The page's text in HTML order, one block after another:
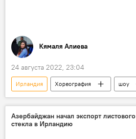
Кямаля Алиева
24 августа 2022, 23:04
Ирландия Хореография
шоу
Азербайджан
Азербайджан начал экспорт листового
стекла в Ирландию